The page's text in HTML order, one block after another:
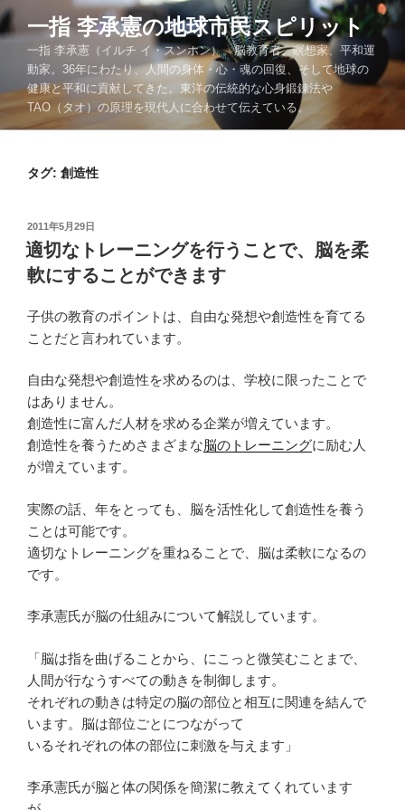
コ
ン
ツ
一指 李承憲の地球市民スピリット
一指 李承憲（イルチ イ・スンホン）。脳教育者、瞑想家、平和運
動家。36年にわたり、人間の身体・心・魂の回復、そして地球の
健康と平和に貢献してきた。東洋の伝統的な心身鍛錬法や
TAO（タオ）の原理を現代人に合わせて伝えている。
タグ: 創造性
投
稿
日:
2011年5月29日
適切なトレーニングを行うことで、脳を柔
軟にすることができます
子供の教育のポイントは、自由な発想や創造性を育てる
ことだと言われています。
自由な発想や創造性を求めるのは、学校に限ったことで
はありません。
創造性に富んだ人材を求める企業が増えています。
創造性を養うためさまざまな脳のトレーニングに励む人
が増えています。
実際の話、年をとっても、脳を活性化して創造性を養う
ことは可能です。
適切なトレーニングを重ねることで、脳は柔軟になるの
です。
李承憲氏が脳の仕組みについて解説しています。
「脳は指を曲げることから、にこっと微笑むことまで、
人間が行なうすべての動きを制御します。
それぞれの動きは特定の脳の部位と相互に関連を結んで
います。脳は部位ごとにつながって
いるそれぞれの体の部位に刺激を与えます」
李承憲氏が脳と体の関係を簡潔に教えてくれています